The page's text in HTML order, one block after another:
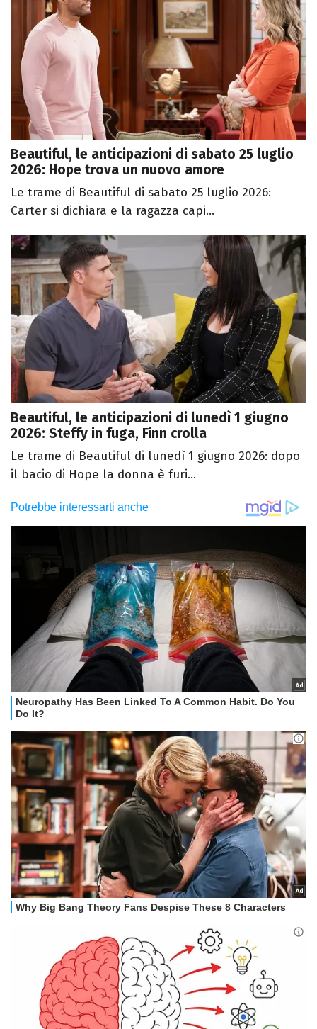
Beautiful, le anticipazioni di sabato 25 luglio
2026: Hope trova un nuovo amore
Le trame di Beautiful di sabato 25 luglio 2026:
Carter si dichiara e la ragazza capi...
Beautiful, le anticipazioni di lunedì 1 giugno
2026: Steffy in fuga, Finn crolla
Le trame di Beautiful di lunedì 1 giugno 2026: dopo
il bacio di Hope la donna è furi...